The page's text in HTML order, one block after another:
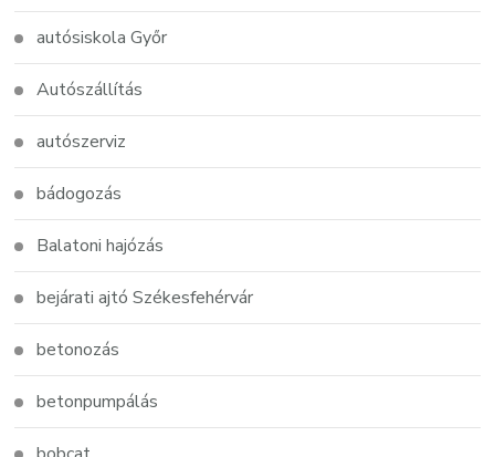
autósiskola Győr
Autószállítás
autószerviz
bádogozás
Balatoni hajózás
bejárati ajtó Székesfehérvár
betonozás
betonpumpálás